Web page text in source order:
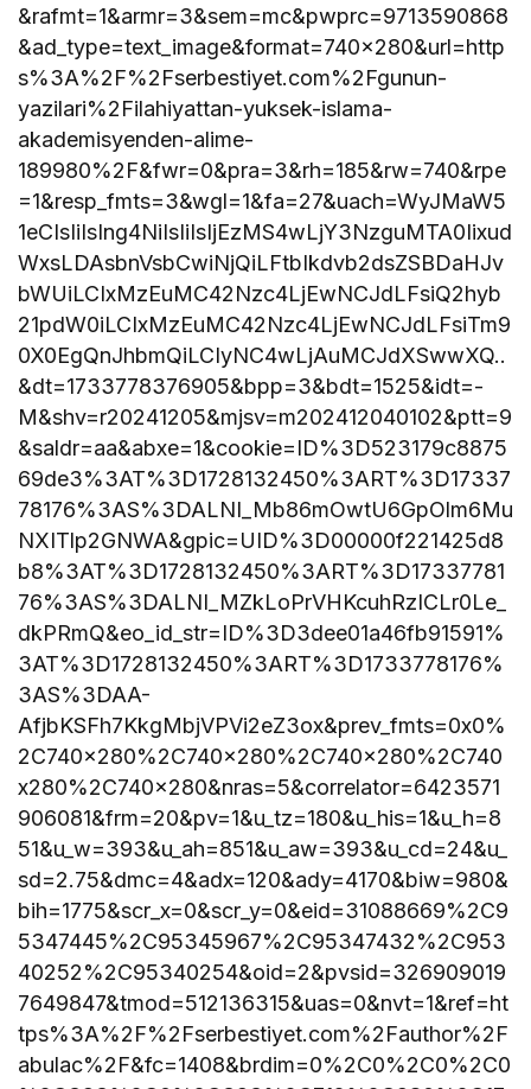
&rafmt=1&armr=3&sem=mc&pwprc=9713590868
&ad_type=text_image&format=740×280&url=http
s%3A%2F%2Fserbestiyet.com%2Fgunun-
yazilari%2Filahiyattan-yuksek-islama-
akademisyenden-alime-
189980%2F&fwr=0&pra=3&rh=185&rw=740&rpe
=1&resp_fmts=3&wgl=1&fa=27&uach=WyJMaW5
1eCIsIiIsIng4NiIsIiIsIjEzMS4wLjY3NzguMTA0Iixud
WxsLDAsbnVsbCwiNjQiLFtbIkdvb2dsZSBDaHJv
bWUiLCIxMzEuMC42Nzc4LjEwNCJdLFsiQ2hyb
21pdW0iLCIxMzEuMC42Nzc4LjEwNCJdLFsiTm9
0X0EgQnJhbmQiLCIyNC4wLjAuMCJdXSwwXQ..
&dt=1733778376905&bpp=3&bdt=1525&idt=-
M&shv=r20241205&mjsv=m202412040102&ptt=9
&saldr=aa&abxe=1&cookie=ID%3D523179c8875
69de3%3AT%3D1728132450%3ART%3D17337
78176%3AS%3DALNI_Mb86mOwtU6GpOlm6Mu
NXITlp2GNWA&gpic=UID%3D00000f221425d8
b8%3AT%3D1728132450%3ART%3D17337781
76%3AS%3DALNI_MZkLoPrVHKcuhRzICLr0Le_
dkPRmQ&eo_id_str=ID%3D3dee01a46fb91591%
3AT%3D1728132450%3ART%3D1733778176%
3AS%3DAA-
AfjbKSFh7KkgMbjVPVi2eZ3ox&prev_fmts=0x0%
2C740x280%2C740x280%2C740x280%2C740
x280%2C740x280&nras=5&correlator=6423571
906081&frm=20&pv=1&u_tz=180&u_his=1&u_h=8
51&u_w=393&u_ah=851&u_aw=393&u_cd=24&u_
sd=2.75&dmc=4&adx=120&ady=4170&biw=980&
bih=1775&scr_x=0&scr_y=0&eid=31088669%2C9
5347445%2C95345967%2C95347432%2C953
40252%2C95340254&oid=2&pvsid=326909019
7649847&tmod=512136315&uas=0&nvt=1&ref=ht
tps%3A%2F%2Fserbestiyet.com%2Fauthor%2F
abulac%2F&fc=1408&brdim=0%2C0%2C0%2C0